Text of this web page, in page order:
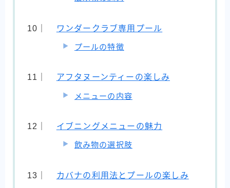
ワンダークラブ専用プール
プールの特徴
アフタヌーンティーの楽しみ
メニューの内容
イブニングメニューの魅力
飲み物の選択肢
カバナの利用法とプールの楽しみ